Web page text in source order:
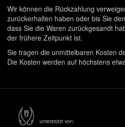
Wir können die Rückzahlung
zurückerhalten haben oder bis Sie
dass Sie die Waren zurückgesandt
der frühere Zeitpunkt ist.
Sie tragen die unmittelbaren Kosten
Die Kosten werden auf höchstens
unterstützt von: